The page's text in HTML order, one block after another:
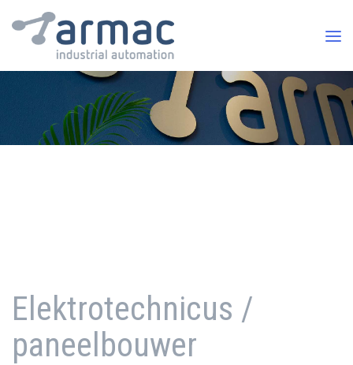
Elektrotechnicus /
paneelbouwer